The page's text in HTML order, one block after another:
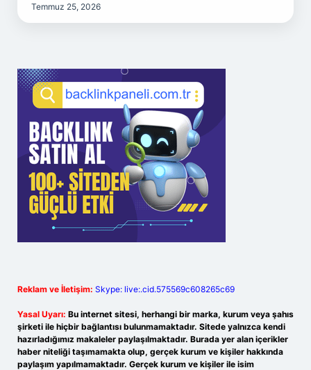
Temmuz 25, 2026
Reklam ve İletişim: Skype: live:.cid.575569c608265c69
Yasal Uyarı: Bu internet sitesi, herhangi bir marka, kurum veya şahıs
şirketi ile hiçbir bağlantısı bulunmamaktadır. Sitede yalnızca kendi
hazırladığımız makaleler paylaşılmaktadır. Burada yer alan içerikler
haber niteliği taşımamakta olup, gerçek kurum ve kişiler hakkında
paylaşım yapılmamaktadır. Gerçek kurum ve kişiler ile isim